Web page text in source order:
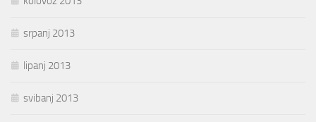
srpanj 2013
lipanj 2013
svibanj 2013